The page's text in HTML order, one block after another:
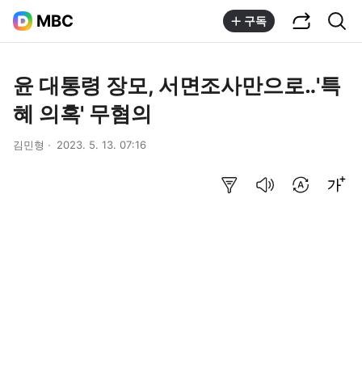
MBC 구독
윤 대통령 장모, 서면조사만으로‥'특
혜 의혹' 무혐의
김민형 2023. 5. 13. 07:16